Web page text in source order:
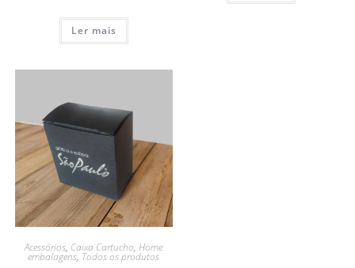
Ler mais
Acessórios, Caixa Cartucho,Home
embalagens, Todos os produtos